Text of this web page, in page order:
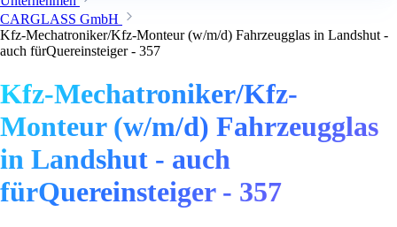
CARGLASS GmbH
Kfz-Mechatroniker/Kfz-Monteur (w/m/d) Fahrzeugglas in Landshut -
auch fürQuereinsteiger - 357
Kfz-Mechatroniker/Kfz-
Monteur (w/m/d) Fahrzeugglas
in Landshut - auch
fürQuereinsteiger - 357